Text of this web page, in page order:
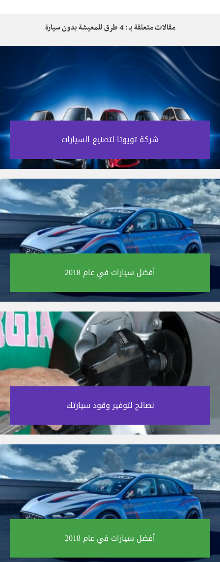
مقالات متعلقة بـ : 4 طرق للمعيشة بدون سيارة
شركة تويوتا لتصنيع السيارات‎
أفضل سيارات في عام 2018‎
نصائح لتوفير وقود سيارتك‎
أفضل سيارات في عام 2018‎